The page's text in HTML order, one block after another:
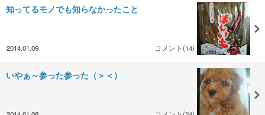
知ってるモノでも知らなかったこと
2014.01.09 コメント(14)
いやぁ～参った参った（＞＜）